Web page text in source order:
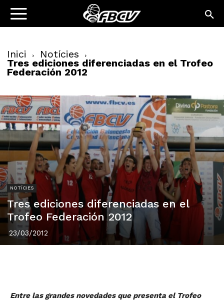
Inici Notícies
Tres ediciones diferenciadas en el Trofeo
Federación 2012
NOTÍCIES
Tres ediciones diferenciadas en el
Trofeo Federación 2012
23/03/2012
Entre las grandes novedades que presenta el Trofeo